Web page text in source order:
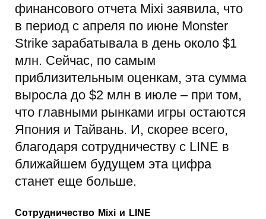
финансового отчета Mixi заявила, что
в период с апреля по июне Monster
Strike зарабатывала в день около $1
млн. Сейчас, по самым
приблизительным оценкам, эта сумма
выросла до $2 млн в июле – при том,
что главными рынками игры остаются
Япония и Тайвань. И, скорее всего,
благодаря сотрудничеству с LINE в
ближайшем будущем эта цифра
станет еще больше.
Сотрудничество Mixi и LINE